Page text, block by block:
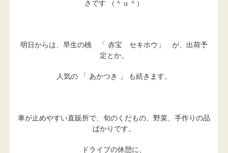
さです （＾ｕ＾）
明日からは、早生の桃 「 赤宝 セキホウ」 が、出荷予
定とか。
人気の 「 あかつき 」 も続きます。
車が止めやすい直販所で、旬のくだもの、野菜、手作りの品
ばかりです。
ドライブの休憩に、